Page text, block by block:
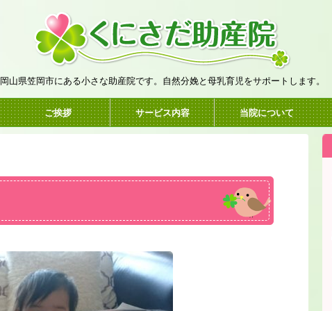
岡山県笠岡市にある小さな助産院です。自然分娩と母乳育児をサポートします。
ご挨拶 サービス内容 当院について